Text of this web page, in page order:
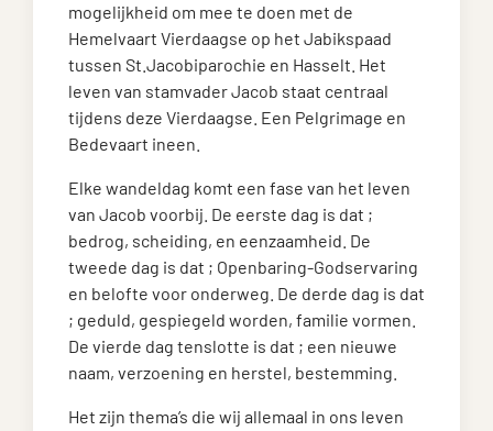
mogelijkheid om mee te doen met de
Hemelvaart Vierdaagse op het Jabikspaad
tussen St.Jacobiparochie en Hasselt. Het
leven van stamvader Jacob staat centraal
tijdens deze Vierdaagse. Een Pelgrimage en
Bedevaart ineen.
Elke wandeldag komt een fase van het leven
van Jacob voorbij. De eerste dag is dat ;
bedrog, scheiding, en eenzaamheid. De
tweede dag is dat ; Openbaring-Godservaring
en belofte voor onderweg. De derde dag is dat
; geduld, gespiegeld worden, familie vormen.
De vierde dag tenslotte is dat ; een nieuwe
naam, verzoening en herstel, bestemming.
Het zijn thema’s die wij allemaal in ons leven